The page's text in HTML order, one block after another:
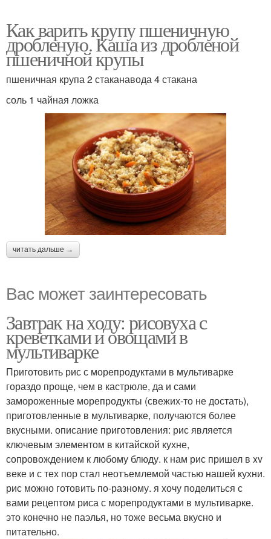
Как варить крупу пшеничную
дробленую. Каша из дробленой
пшеничной крупы
пшеничная крупа 2 стаканавода 4 стакана
соль 1 чайная ложка
читать дальше →
Вас может заинтересовать
Завтрак на ходу: рисовуха с
креветками и овощами в
мультиварке
Приготовить рис с морепродуктами в мультиварке
гораздо проще, чем в кастрюле, да и сами
замороженные морепродукты (свежих-то не достать),
приготовленные в мультиварке, получаются более
вкусными. описание приготовления: рис является
ключевым элементом в китайской кухне,
сопровождением к любому блюду. к нам рис пришел в xv
веке и с тех пор стал неотъемлемой частью нашей кухни.
рис можно готовить по-разному. я хочу поделиться с
вами рецептом риса с морепродуктами в мультиварке.
это конечно не паэлья, но тоже весьма вкусно и
питательно.